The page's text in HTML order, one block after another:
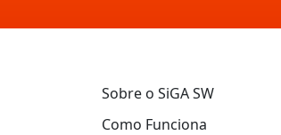
Sobre o SiGA SW
Como Funciona